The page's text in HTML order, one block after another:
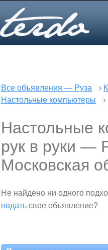
Все объявления — Руза ›
Настольные компьютеры
Настольные
рук в руки —
Московская
Не найдено ни одного
подать свое объявление?